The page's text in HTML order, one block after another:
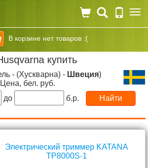
В корзине нет товаров :(
купить
- (Хускварна) - Швеция)
Цена, бел. руб.
до б.р.
Электрический триммер KATANA
TP8000S-1